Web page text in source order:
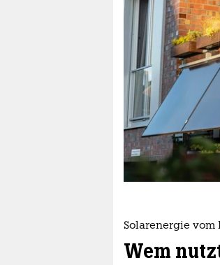
sport
berlin
nord
wahrheit
verlag
verlag
shop
fragen & hilfe
Solarenergie vom
Wem